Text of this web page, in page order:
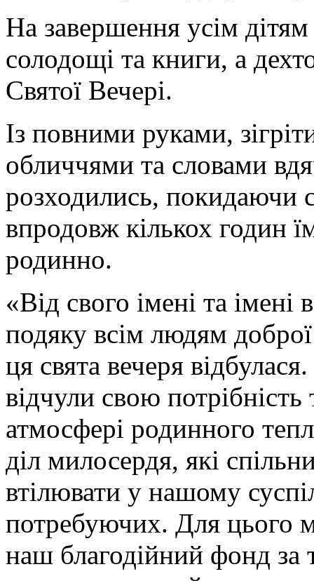
На завершення усім
солодощі та книги, а
Святої Вечері.
Із повними руками,
обличчями та словами
розходились, покидаючи
впродовж кількох годин
родинно.
«Від свого імені та
подяку всім людям
ця свята вечеря
відчули свою
атмосфері родинного
діл милосердя, які
втілювати у нашому
потребуючих. Для цього
наш благодійний фонд за